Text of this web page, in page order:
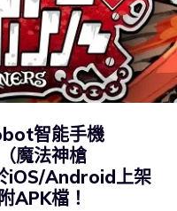
智能手機
魔法神槍
iOS/Android上架
APK檔！